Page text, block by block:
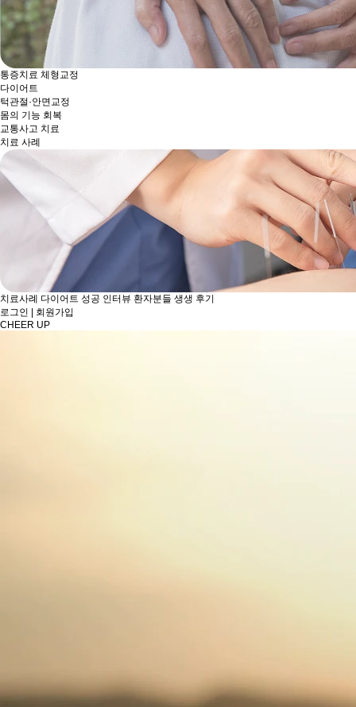
통증치료 체형교정
다이어트
턱관절·안면교정
몸의 기능 회복
교통사고 치료
치료 사례
치료사례 다이어트 성공 인터뷰 환자분들 생생 후기
로그인
회원가입
CHEER UP